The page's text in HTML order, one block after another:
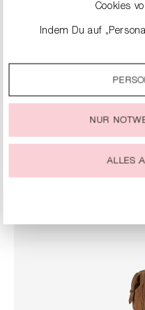
Cookies
Indem Du auf
Durch einen Klick auf
stimmst Du der
jeder Zeit
NUR
ALLES